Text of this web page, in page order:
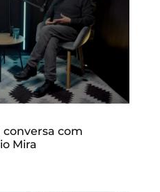
conversa com
Mira